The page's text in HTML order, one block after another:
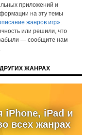
приложений и
на эту темы
жанров игр».
или решили, что
— сообщите нам
ЖАНРАХ
iPad и
всех жанрах